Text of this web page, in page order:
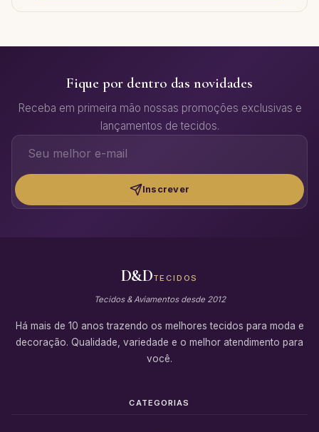
Fique por dentro das novidades
Receba em primeira mão nossas promoções exclusivas e
lançamentos de tecidos.
Inscrever
D&DTECIDOS
Tecidos & Aviamentos desde 2012
Há mais de 10 anos trazendo os melhores tecidos para moda e
decoração. Qualidade, variedade e o melhor atendimento para
você.
CATEGORIAS